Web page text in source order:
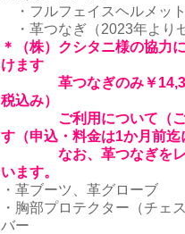
・フルフェイスヘルメッ
・革つなぎ（2023年より
＊（株）クシタニ様の協力
けます
革つなぎのみ￥14,300
税込み）
ご利用について（ご案
す（申込・料金は1か月前迄
なお、革つなぎをレン
います。
・革ブーツ、革グローブ
・胸部プロテクター（チェ
バー